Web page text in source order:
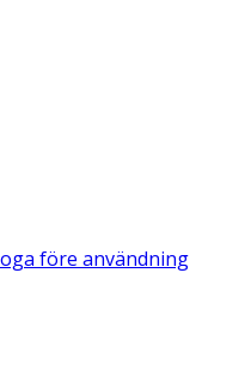
före användning